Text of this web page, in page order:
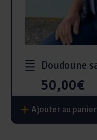
Doudoune
50,00€
Ajouter au panier
Ce
produit
a